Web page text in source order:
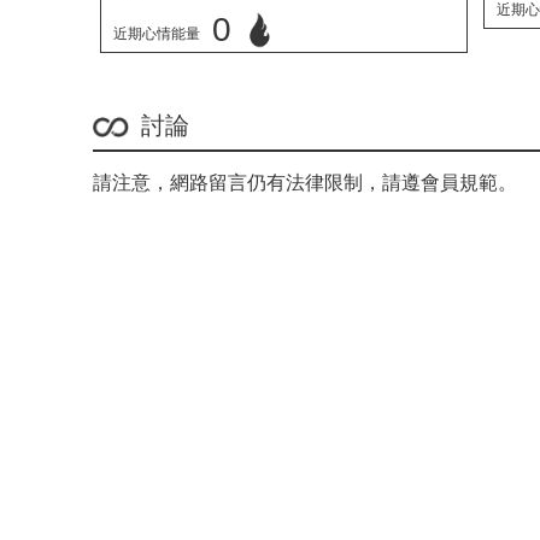
近期心情能量 0
近期
討論
請注意，網路留言仍有法律限制，請遵會員規範。